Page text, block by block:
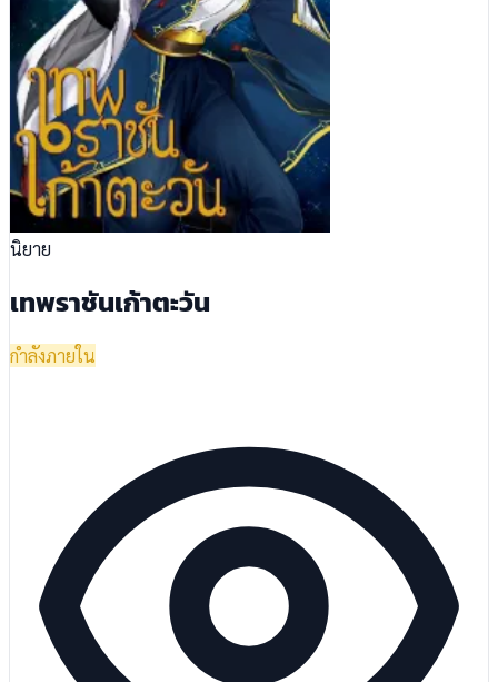
นิยาย
เทพราชันเก้าตะวัน
กำลังภายใน